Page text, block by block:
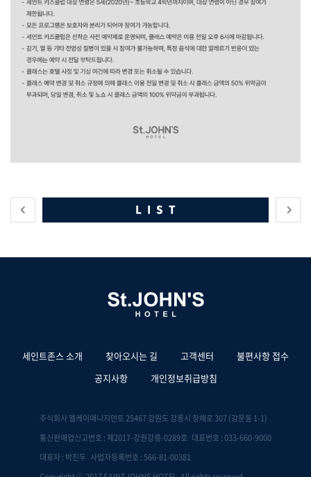
LIST
세인트존스 소개 찾아오시는 길 고객센터
불편사항 접수
공지사항
개인정보취급방침
주식회사 엘케이매니지먼트 25467 강원도 강릉시 창해로 307 (강문동 1-1)
통신판매업신고번호 : 제2017-강원강릉-0289호 대표번호 : 033-660-9000
대표자 : 박진두 사업자등록번호 : 566-81-00381